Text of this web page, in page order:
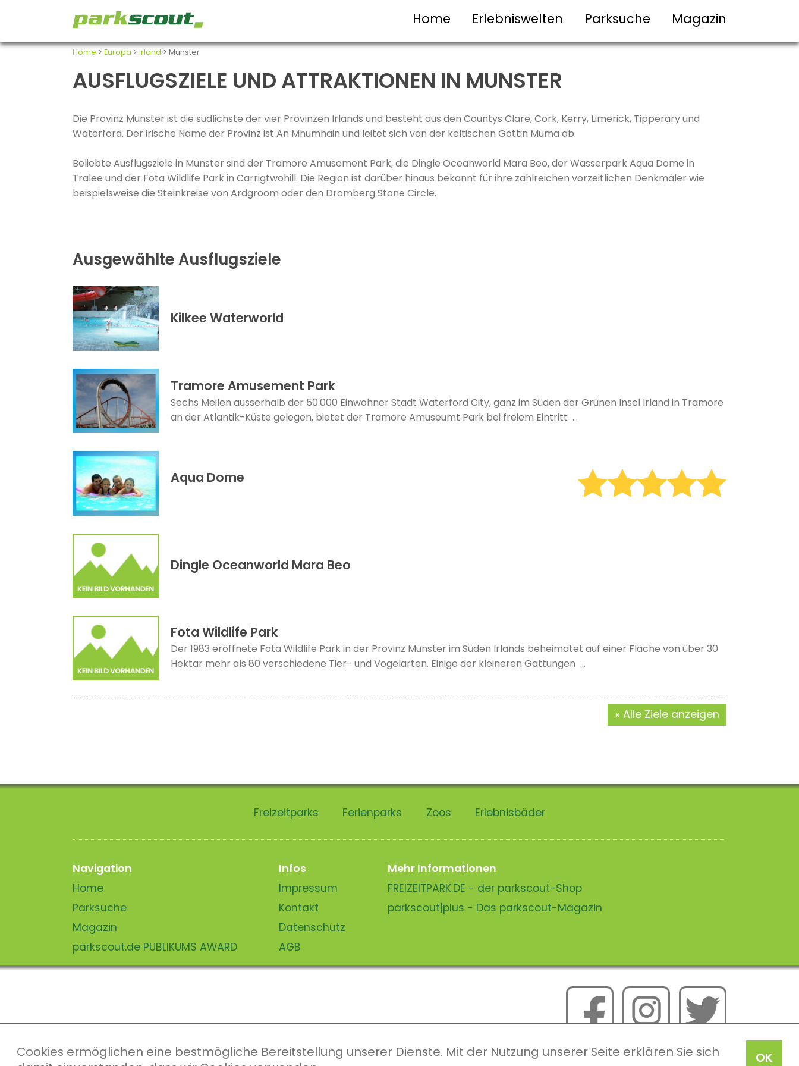
OK
Cookies ermöglichen eine bestmögliche Bereitstellung unserer Dienste. Mit der Nutzung unserer Seite erklären Sie sich
Home Erlebniswelten Parksuche Magazin
Home > Europa > Irland > Munster
AUSFLUGSZIELE UND ATTRAKTIONEN IN MUNSTER
Die Provinz Munster ist die südlichste der vier Provinzen Irlands und besteht aus den Countys Clare, Cork, Kerry, Limerick, Tipperary und
Waterford. Der irische Name der Provinz ist An Mhumhain und leitet sich von der keltischen Göttin Muma ab.
Beliebte Ausflugsziele in Munster sind der Tramore Amusement Park, die Dingle Oceanworld Mara Beo, der Wasserpark Aqua Dome in
Tralee und der Fota Wildlife Park in Carrigtwohill. Die Region ist darüber hinaus bekannt für ihre zahlreichen vorzeitlichen Denkmäler wie
beispielsweise die Steinkreise von Ardgroom oder den Dromberg Stone Circle.
Ausgewählte Ausflugsziele
Kilkee Waterworld
Tramore Amusement Park
Sechs Meilen ausserhalb der 50.000 Einwohner Stadt Waterford City, ganz im Süden der Grünen Insel Irland in Tramore
an der Atlantik-Küste gelegen, bietet der Tramore Amuseumt Park bei freiem Eintritt ...
Aqua Dome
Dingle Oceanworld Mara Beo
Fota Wildlife Park
Der 1983 eröffnete Fota Wildlife Park in der Provinz Munster im Süden Irlands beheimatet auf einer Fläche von über 30
Hektar mehr als 80 verschiedene Tier- und Vogelarten. Einige der kleineren Gattungen ...
Alle Ziele anzeigen
Freizeitparks Ferienparks Zoos Erlebnisbäder
Navigation
Home
Parksuche
Magazin
parkscout.de PUBLIKUMS AWARD
Infos
Impressum
Kontakt
Datenschutz
AGB
Mehr Informationen
FREIZEITPARK.DE - der parkscout-Shop
parkscout|plus - Das parkscout-Magazin